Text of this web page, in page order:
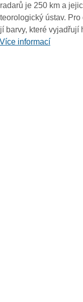
je 250 km a
ústav.
barvy, které vyjadřují
Více informací